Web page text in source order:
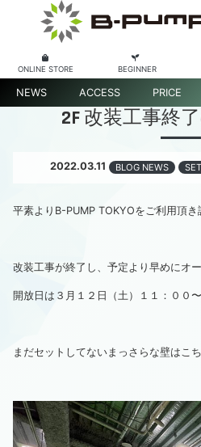
ONLINE STORE BEGINNER
NEWS ACCESS PRICE
2F 改装工事終
2022.03.11 BLOG NEWS
平素よりB-PUMP TOKYOをご利用頂
改装工事が終了し、予定より早めにオ
開放日は３月１２日（土）１１：００
まだセットしてないまっさらな壁はこ